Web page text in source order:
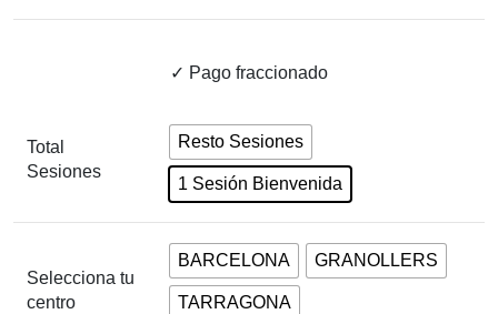
✓ Pago fraccionado
Total
Sesiones
Resto Sesiones
1 Sesión Bienvenida
Selecciona tu
centro
BARCELONA GRANOLLERS
TARRAGONA